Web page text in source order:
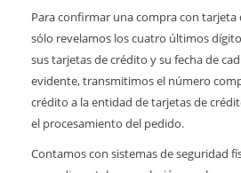
Para confirmar una compra con tarjeta
sólo revelamos los cuatro últimos
sus tarjetas de crédito y su fecha de
evidente, transmitimos el número
crédito a la entidad de tarjetas de
el procesamiento del pedido.
Contamos con sistemas de seguridad